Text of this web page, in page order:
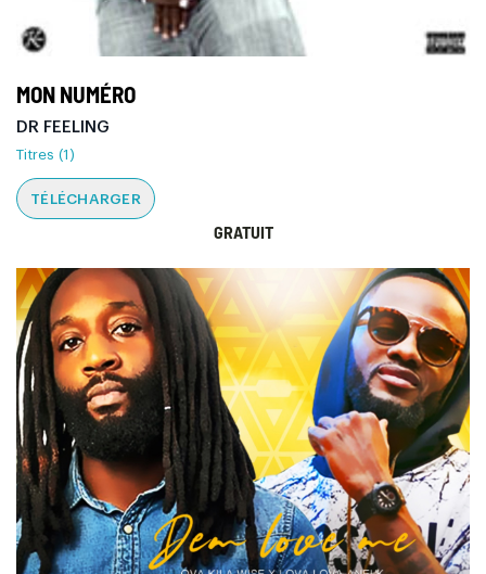
MON NUMÉRO
DR FEELING
Titres (1)
TÉLÉCHARGER
GRATUIT